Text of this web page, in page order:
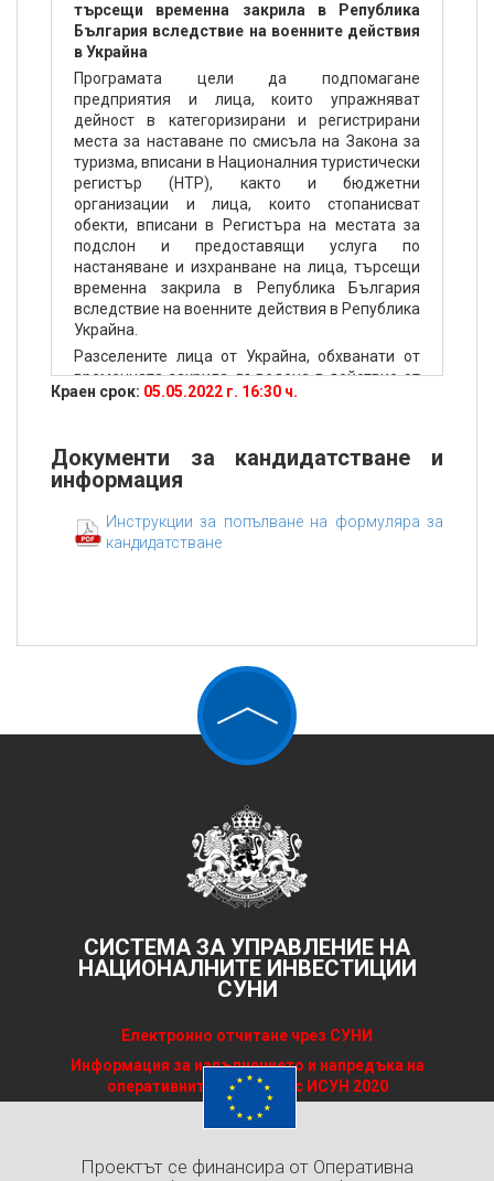
търсещи временна закрила в Република
България вследствие на военните действия
в Украйна
Програмата цели да подпомагане
предприятия и лица, които упражняват
дейност в категоризирани и регистрирани
места за наставане по смисъла на Закона за
туризма, вписани в Националния туристически
регистър (НТР), както и бюджетни
организации и лица, които стопанисват
обекти, вписани в Регистъра на местата за
подслон и предоставящи услуга по
настаняване и изхранване на лица, търсещи
временна закрила в Република България
вследствие на военните действия в Република
Украйна.
Разселените лица от Украйна, обхванати от
временната закрила, въведена в действие от
ЕС и предоставена в Република България по
право на хуманитарна помощ за настаняване
и изхранване в места за настаняване, вписани
създадения за целите на изпълнението на
програмата Регистър за места за подслон, в
вечеря), в т.ч. туристически данък и
транспортиране, когато е извършено.
Разходите за ДДС са за сметка на програмата.
Краен срок: 05.05.2022 г. 16:30 ч.
Документи за кандидатстване и
информация
Инструкции за попълване на формуляра за
кандидатстване
СИСТЕМА ЗА УПРАВЛЕНИЕ НА
НАЦИОНАЛНИТЕ ИНВЕСТИЦИИ
СУНИ
Електронно отчитане чрез СУНИ
Информация за изпълнението и напредъка на
оперативните програми с ИСУН 2020
Проектът се финансира от Оперативна